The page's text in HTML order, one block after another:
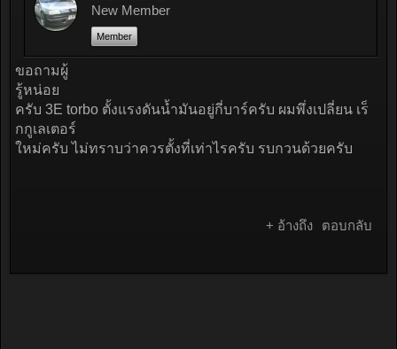
New Member
Member
ขอถามผู้
รู้หน่อย
ครับ 3E torbo ตั้งแรงดันน้ำมันอยู่กี่บาร์ครับ ผมพึ่งเปลี่ยน เร็
กกูเลเตอร์
ใหม่ครับ ไม่ทราบว่าควรตั้งที่เท่าไรครับ รบกวนด้วยครับ
+ อ้างถึง ตอบกลับ